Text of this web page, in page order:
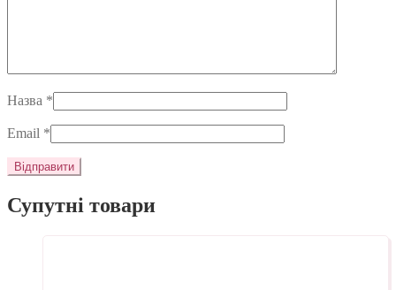
Назва *
Email *
Супутні товари